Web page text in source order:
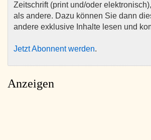
Zeitschrift (print und/oder
als andere. Dazu können Sie dann
andere exklusive Inhalte lesen und
Jetzt Abonnent werden.
Anzeigen